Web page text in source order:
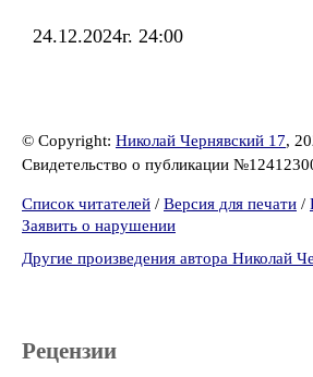
24.12.2024г. 24:00
© Copyright: Николай Чернявский 17,
Свидетельство о публикации
Список читателей / Версия для печати /
Заявить о нарушении
Другие произведения автора Николай
Рецензии